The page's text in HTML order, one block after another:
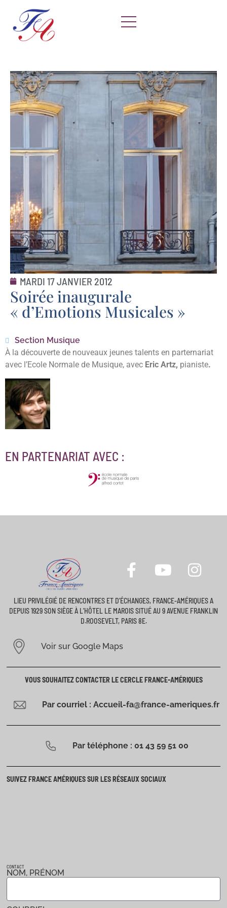
MARDI 17 JANVIER 2012
Soirée inaugurale
« d’Emotions Musicales »
Section Musique
À la découverte de nouveaux jeunes talents en parternariat
avec l’Ecole Normale de Musique, avec Eric Artz, pianiste.
EN PARTENARIAT AVEC :
CONTACT
NOM, PRÉNOM
LIEU PRIVILÉGIÉ DE RENCONTRES ET D’ÉCHANGES, FRANCE-AMÉRIQUES A
DEPUIS 1929 SON SIÈGE À L’HÔTEL LE MAROIS SITUÉ AU 9 AVENUE FRANKLIN
D.ROOSEVELT, PARIS 8E.
Voir sur Google Maps
VOUS SOUHAITEZ CONTACTER LE CERCLE FRANCE-AMÉRIQUES
Par courriel : Accueil-fa@france-ameriques.fr
Par téléphone : 01 43 59 51 00
SUIVEZ FRANCE AMÉRIQUES SUR LES RÉSEAUX SOCIAUX